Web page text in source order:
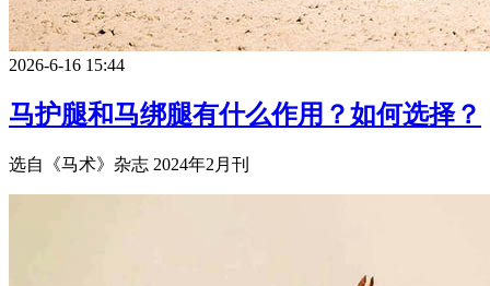
2026-6-16 15:44
马护腿和马绑腿有什么作用？如何选择？
选自《马术》杂志 2024年2月刊